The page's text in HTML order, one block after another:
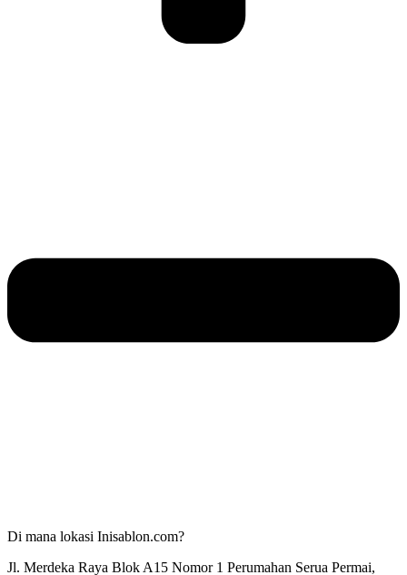
Di mana lokasi Inisablon.com?
Jl. Merdeka Raya Blok A15 Nomor 1 Perumahan Serua Permai,